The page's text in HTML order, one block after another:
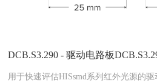
DCB.S3.290 - 驱动电路板
用于快速评估HISsmd系列红外光源的